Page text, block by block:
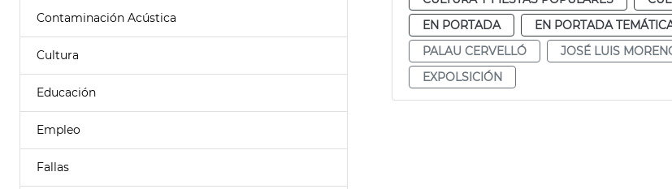
Contaminación Acústica
Cultura
Educación
Empleo
Fallas
EN PORTADA
EN PORTADA
PALAU CERVELLÓ
JOSÉ LUIS
EXPOLSICIÓN